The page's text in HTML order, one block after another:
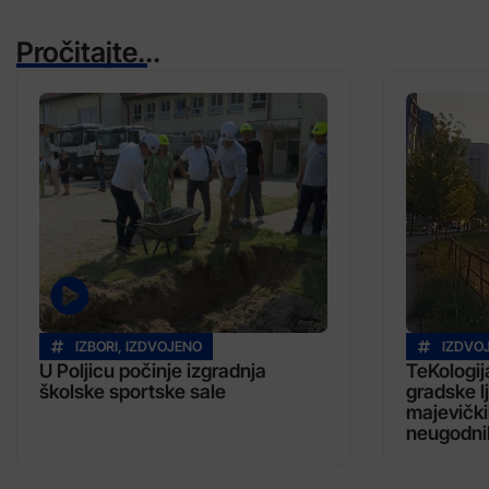
Pročitajte...
IZBORI, IZDVOJENO
U Poljicu počinje izgradnja
školske sportske sale
gradske